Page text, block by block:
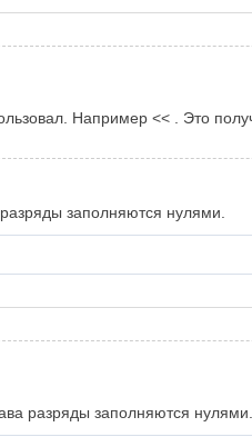
Например << . Это
заполняются нулями.
разряды заполняются нулями.